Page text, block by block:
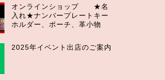
オンラインショップ ★名
入れ★ナンバープレートキー
ホルダー、ポーチ、革小物
2025年イベント出店のご案内